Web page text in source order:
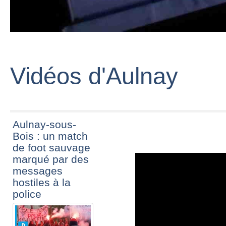
Vidéos d'Aulnay
Aulnay-sous-
Bois : un match
de foot sauvage
marqué par des
messages
hostiles à la
police